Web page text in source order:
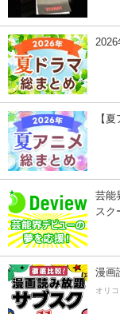
【
芸能
スク
漫画
オリ